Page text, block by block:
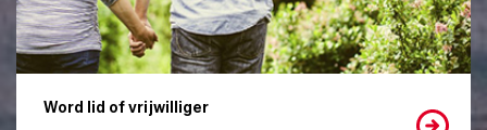
Word lid of vrijwilliger